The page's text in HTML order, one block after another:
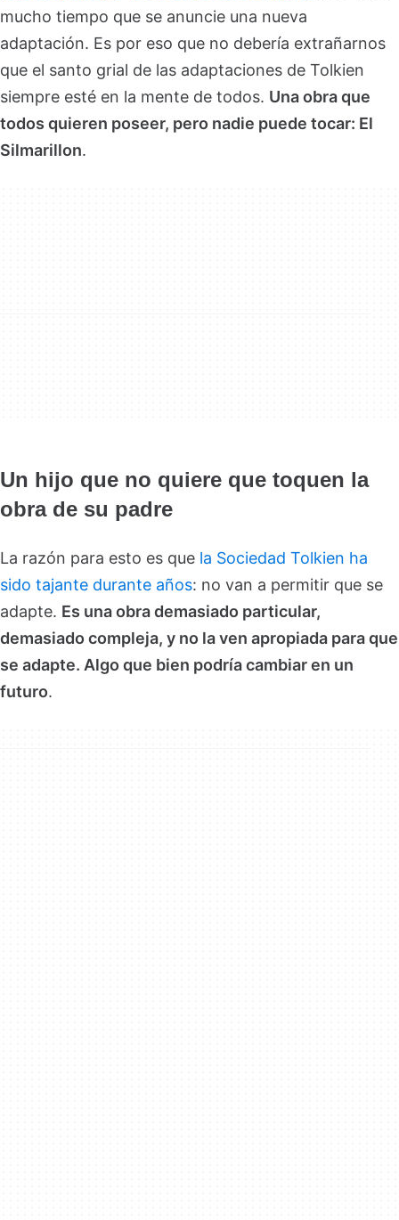
mucho tiempo que se anuncie una nueva
adaptación. Es por eso que no debería extrañarnos
que el santo grial de las adaptaciones de Tolkien
siempre esté en la mente de todos. Una obra que
todos quieren poseer, pero nadie puede tocar: El
Silmarillon.
Un hijo que no quiere que toquen la
obra de su padre
La razón para esto es que la Sociedad Tolkien ha
sido tajante durante años: no van a permitir que se
adapte. Es una obra demasiado particular,
demasiado compleja, y no la ven apropiada para que
se adapte. Algo que bien podría cambiar en un
futuro.